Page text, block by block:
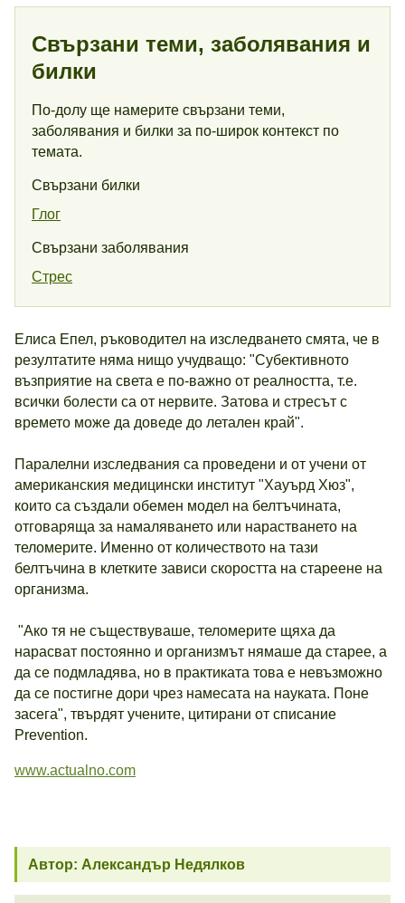
Свързани теми, заболявания и
билки
По-долу ще намерите свързани теми,
заболявания и билки за по-широк контекст по
темата.
Свързани билки
Глог
Свързани заболявания
Стрес
Елиса Епел, ръководител на изследването смята, че в
резултатите няма нищо учудващо: "Субективното
възприятие на света е по-важно от реалността, т.е.
всички болести са от нервите. Затова и стресът с
времето може да доведе до летален край".
Паралелни изследвания са проведени и от учени от
американския медицински институт "Хауърд Хюз",
които са създали обемен модел на белтъчината,
отговаряща за намаляването или нарастването на
теломерите. Именно от количеството на тази
белтъчина в клетките зависи скоростта на стареене на
организма.
"Ако тя не съществуваше, теломерите щяха да
нарасват постоянно и организмът нямаше да старее, а
да се подмладява, но в практиката това е невъзможно
да се постигне дори чрез намесата на науката. Поне
засега", твърдят учените, цитирани от списание
Prevention.
www.actualno.com
Автор: Александър Недялков